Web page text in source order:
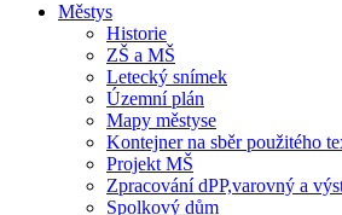
Městys
Historie
ZŠ a MŠ
Letecký snímek
Územní plán
Mapy městyse
Kontejner na sběr použitého
Projekt MŠ
Zpracování dPP,varovný a
Spolkový dům